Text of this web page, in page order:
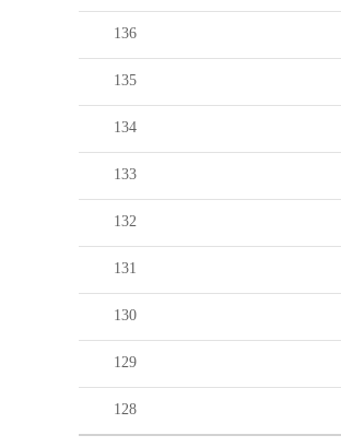
136
135
134
133
132
131
130
129
128